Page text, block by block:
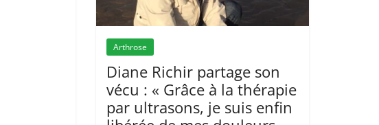
Arthrose
Diane Richir partage son
vécu : « Grâce à la thérapie
par ultrasons, je suis enfin